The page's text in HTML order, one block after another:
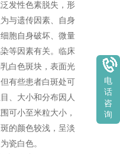
发性色素脱失，形
与遗传因素、自身
胞自身破坏、微量
等因素有关。临床
白色斑块，表面光
有些患者白斑处可
、大小和分布因人
可小至米粒大小，
的颜色较浅，呈淡
瓷白色。
电
话
咨
询